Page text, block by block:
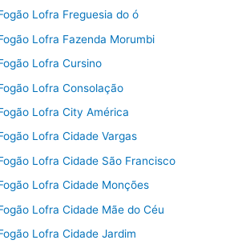
Lofra Freguesia do ó
Lofra Fazenda Morumbi
Lofra Cursino
Lofra Consolação
Lofra City América
Lofra Cidade Vargas
Lofra Cidade São Francisco
Lofra Cidade Monções
Lofra Cidade Mãe do Céu
Lofra Cidade Jardim